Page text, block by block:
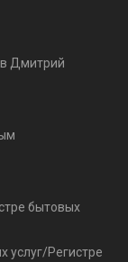
Дмитрий
бытовых
услуг/Регистре